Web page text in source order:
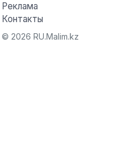
Реклама
Контакты
© 2026 RU.Malim.kz